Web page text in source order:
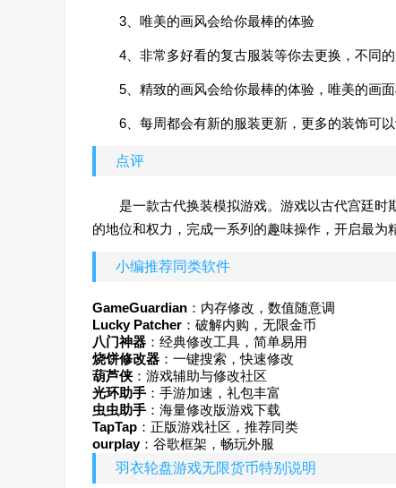
3、唯美的画风会给你最棒的体验
4、非常多好看的复古服装等你去更换，不同
5、精致的画风会给你最棒的体验，唯美的画
6、每周都会有新的服装更新，更多的装饰可以
点评
是一款古代换装模拟游戏。游戏以古代宫廷
的地位和权力，完成一系列的趣味操作，开启最为
小编推荐同类软件
GameGuardian ：内存修改，数值随意调
Lucky Patcher ：破解内购，无限金币
八门神器 ：经典修改工具，简单易用
烧饼修改器 ：一键搜索，快速修改
葫芦侠：游戏辅助与修改社区
光环助手 ：手游加速，礼包丰富
虫虫助手 ：海量修改版游戏下载
TapTap ：正版游戏社区，推荐同类
ourplay：谷歌框架，畅玩外服
羽衣轮盘游戏无限货币特别说明